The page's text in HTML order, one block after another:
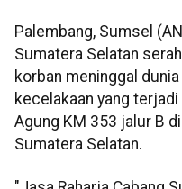
Palembang, Sumsel
Sumatera Selatan
korban meninggal
kecelakaan yang
Agung KM 353 jalur B
Sumatera Selatan.